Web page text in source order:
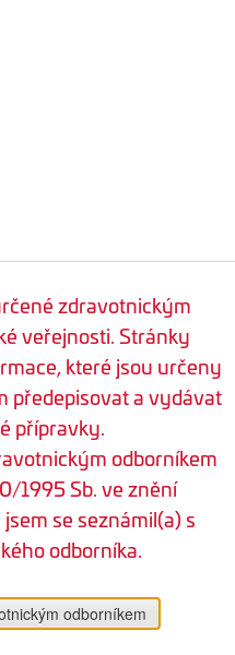
zdravotnickým
veřejnosti. Stránky
které jsou určeny
předepisovat a vydávat
přípravky.
odborníkem
1995 Sb. ve znění
se seznámil(a) s
odborníka.
odborníkem